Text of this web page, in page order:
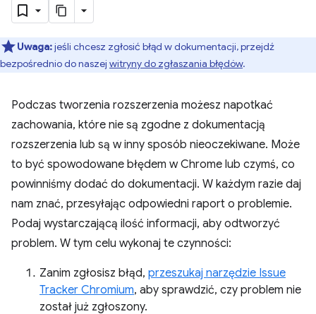
Uwaga:jeśli chcesz zgłosić błąd w dokumentacji, przejdź
bezpośrednio do naszej witryny do zgłaszania błędów.
Podczas tworzenia rozszerzenia możesz napotkać
zachowania, które nie są zgodne z dokumentacją
rozszerzenia lub są w inny sposób nieoczekiwane. Może
to być spowodowane błędem w Chrome lub czymś, co
powinniśmy dodać do dokumentacji. W każdym razie daj
nam znać, przesyłając odpowiedni raport o problemie.
Podaj wystarczającą ilość informacji, aby odtworzyć
problem. W tym celu wykonaj te czynności:
Zanim zgłosisz błąd, przeszukaj narzędzie Issue
Tracker Chromium, aby sprawdzić, czy problem nie
został już zgłoszony.